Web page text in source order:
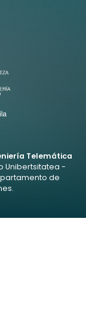
Telemática
Unibertsitatea -
de